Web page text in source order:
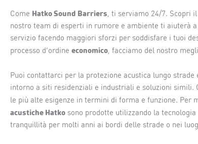
Come Hatko Sound Barriers, ti serviamo 24/7. Scopri
nostro team di esperti in rumore e ambiente ti aiuterà
servizio facendo maggiori sforzi per soddisfare i tuoi
processo d’ordine economico, facciamo del nostro
Puoi contattarci per la protezione acustica lungo
intorno a siti residenziali e industriali e soluzioni simili.
le più alte esigenze in termini di forma e funzione. Per
acustiche Hatko sono prodotte utilizzando la
tranquillità per molti anni ai bordi delle strade o nei